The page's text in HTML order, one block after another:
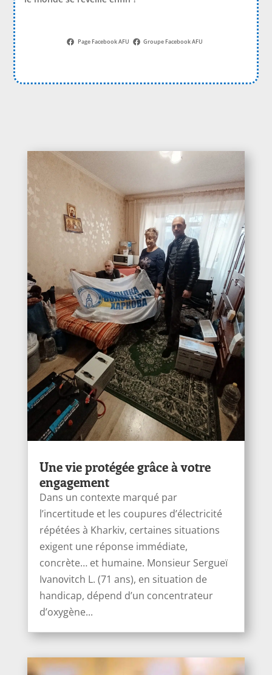
Page Facebook AFU Groupe Facebook AFU
Une vie protégée grâce à votre
engagement
Dans un contexte marqué par
l’incertitude et les coupures d’électricité
répétées à Kharkiv, certaines situations
exigent une réponse immédiate,
concrète… et humaine. Monsieur Sergueï
Ivanоvitch L. (71 ans), en situation de
handicap, dépend d’un concentrateur
d’oxygène...